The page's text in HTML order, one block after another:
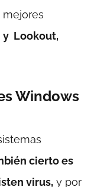
y Lookout,
Windows
cierto es
virus, y por